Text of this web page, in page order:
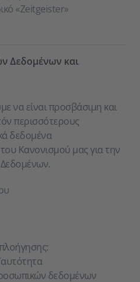
«Zeitgeister»
Δεδομένων και
να είναι προσβάσιμη και
περισσότερους
δεδομένα
Κανονισμού μας για την
δεδομένων